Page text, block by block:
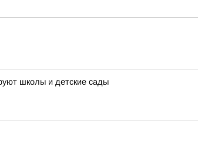
школы и детские сады